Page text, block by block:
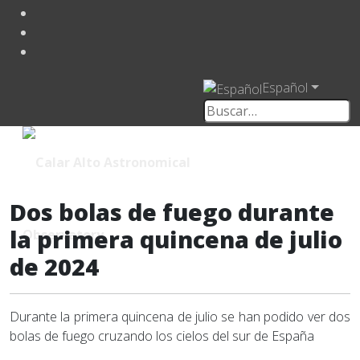
Español
Dos bolas de fuego durante
la primera quincena de julio
de 2024
Durante la primera quincena de julio se han podido ver dos
bolas de fuego cruzando los cielos del sur de España